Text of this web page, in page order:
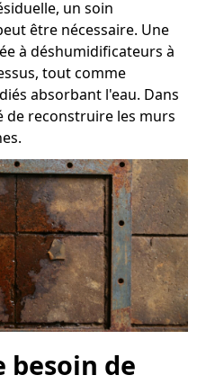
un soin
être nécessaire. Une
à déshumidificateurs à
tout comme
absorbant l'eau. Dans
de reconstruire les murs
besoin de